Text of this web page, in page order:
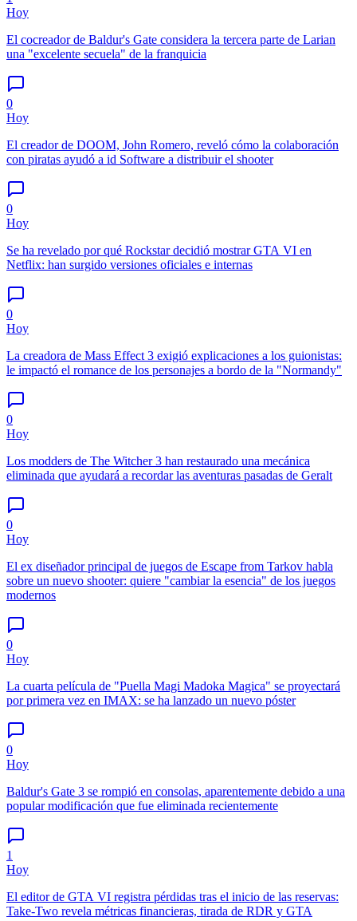
Hoy
El cocreador de Baldur's Gate considera la tercera parte de Larian
una "excelente secuela" de la franquicia
0
Hoy
El creador de DOOM, John Romero, reveló cómo la colaboración
con piratas ayudó a id Software a distribuir el shooter
0
Hoy
Se ha revelado por qué Rockstar decidió mostrar GTA VI en
Netflix: han surgido versiones oficiales e internas
0
Hoy
La creadora de Mass Effect 3 exigió explicaciones a los guionistas:
le impactó el romance de los personajes a bordo de la "Normandy"
0
Hoy
Los modders de The Witcher 3 han restaurado una mecánica
eliminada que ayudará a recordar las aventuras pasadas de Geralt
0
Hoy
El ex diseñador principal de juegos de Escape from Tarkov habla
sobre un nuevo shooter: quiere "cambiar la esencia" de los juegos
modernos
0
Hoy
La cuarta película de "Puella Magi Madoka Magica" se proyectará
por primera vez en IMAX: se ha lanzado un nuevo póster
0
Hoy
Baldur's Gate 3 se rompió en consolas, aparentemente debido a una
popular modificación que fue eliminada recientemente
1
Hoy
El editor de GTA VI registra pérdidas tras el inicio de las reservas:
Take-Two revela métricas financieras, tirada de RDR y GTA